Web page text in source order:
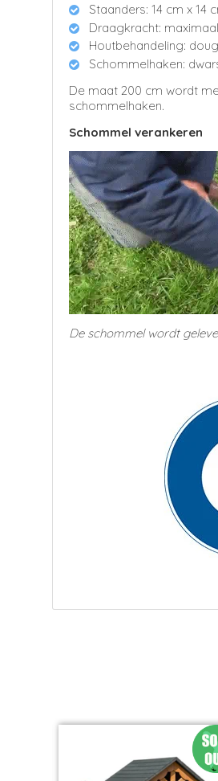
Staanders: 14 cm x 14
Draagkracht:
Houtbehandeling:
Schommelhaken:
De maat 200 cm wordt
schommelhaken.
Schommel verankeren
De schommel wordt